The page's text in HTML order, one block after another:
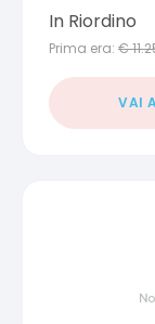
In Riordino
Prima era: €
VAI